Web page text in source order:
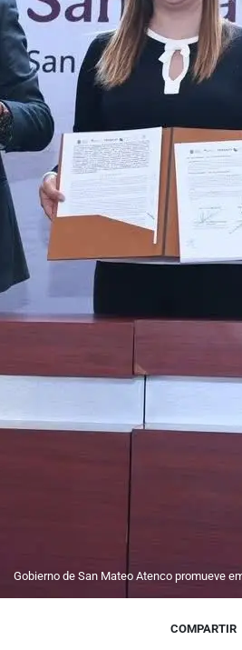
Gobierno de San Mateo Atenco promueve
COMPARTIR